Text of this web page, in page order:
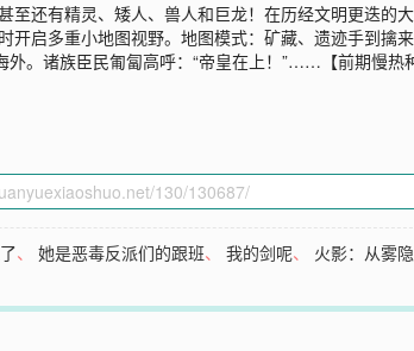
还有精灵、矮人、兽人和巨龙！在历经文明更迭的
启多重小地图视野。地图模式：矿藏、遗迹手到擒
外。诸族臣民匍匐高呼：“帝皇在上！”……【前期慢热
、她是恶毒反派们的跟班、我的剑呢、 火影：从雾